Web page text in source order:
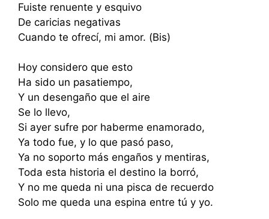
Fuiste renuente y esquivo
De caricias negativas
Cuando te ofrecí, mi amor. (Bis)
Hoy considero que esto
Ha sido un pasatiempo,
Y un desengaño que el aire
Se lo llevo,
Si ayer sufre por haberme enamorado,
Ya todo fue, y lo que pasó paso,
Ya no soporto más engaños y mentiras,
Toda esta historia el destino la borró,
Y no me queda ni una pisca de recuerdo
Solo me queda una espina entre tú y yo.